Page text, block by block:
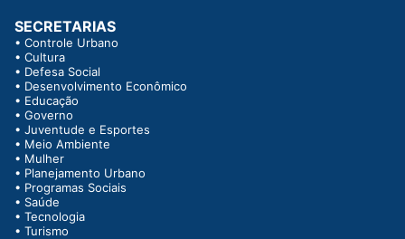
SECRETARIAS
• Controle Urbano
• Cultura
• Defesa Social
• Desenvolvimento Econômico
• Educação
• Governo
• Juventude e Esportes
• Meio Ambiente
• Mulher
• Planejamento Urbano
• Programas Sociais
• Saúde
• Tecnologia
• Turismo